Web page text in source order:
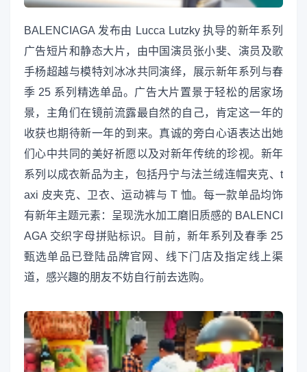
BALENCIAGA 发布由 Lucca Lutzky 执导的新年系列
广告短片和静态大片，由中国演员张小斐、演员及歌
手杨超越与模特刘冰冰共同演绎，展示新年系列与春
季 25 系列精选单品。广告大片置景于轻松的居家场
景，主角们在镜前流露最自然的自己，肯定这一年的
收获也期待新一年的到来。真诚的旁白心语表达出她
们心中共同的美好祈愿以及对新年传统的珍视。新年
系列以成衣新品为主，包括丹宁与法兰绒连帽夹克、t
axi 皮夹克、卫衣、运动裤与 T 恤。每一款单品均饰
有新年主题元素：呈现洗水加工磨旧质感的 BALENCI
AGA 交织字母拼贴标识。目前，新年系列及春季 25
甄选单品已登陆品牌官网、线下门店及指定线上渠
道，感兴趣的朋友不妨自行前去选购。